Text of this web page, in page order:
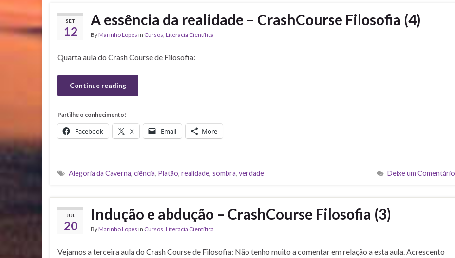
SET
12
A essência da realidade – CrashCourse Filosofia (4)
ByMarinho Lopes in Cursos, Literacia Científica
Quarta aula do Crash Course de Filosofia:
Continue reading
Partilhe o conhecimento!
Facebook X Email More
Alegoria da Caverna, ciência, Platão, realidade, sombra, verdade Deixe um Comentário
JUL
20
Indução e abdução – CrashCourse Filosofia (3)
ByMarinho Lopes in Cursos, Literacia Científica
Vejamos a terceira aula do Crash Course de Filosofia: Não tenho muito a comentar em relação a esta aula. Acrescento